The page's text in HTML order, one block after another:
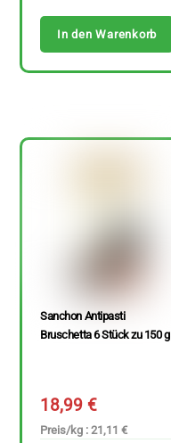
In den Warenkorb
Sanchon Antipasti
Bruschetta 6 Stück zu 150 g
18,99€
Preis/kg : 21,11 €